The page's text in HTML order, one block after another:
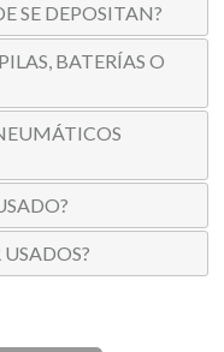
SE DEPOSITAN?
BATERÍAS O